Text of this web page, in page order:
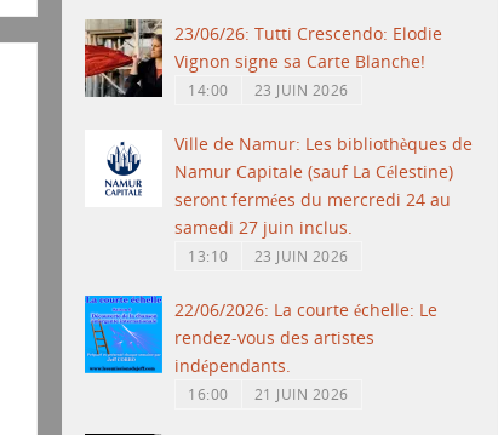
23/06/26: Tutti Crescendo: Elodie
Vignon signe sa Carte Blanche!
14:00 23 JUIN 2026
Ville de Namur: Les bibliothèques de
Namur Capitale (sauf La Célestine)
seront fermées du mercredi 24 au
samedi 27 juin inclus.
13:10 23 JUIN 2026
22/06/2026: La courte échelle: Le
rendez-vous des artistes
indépendants.
16:00 21 JUIN 2026